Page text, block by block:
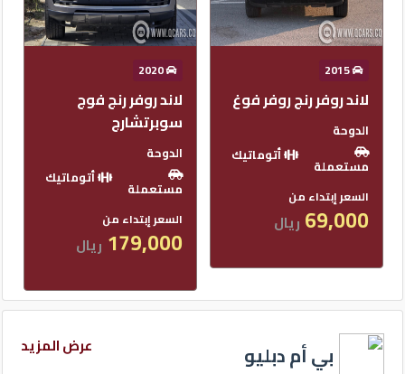
2020
لاند روفر رنج فوج
سوبرتشارج
الدوحة
مستعملة
السعر إبتداء من
179,000
2010
لاند روفر رنج سبورت
أس في أر
مستعملة
22,000ريال
بي أم دبليو عرض المزيد